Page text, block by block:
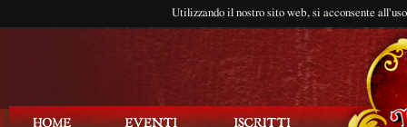
Utilizzando il nostro sito web, si acconsente